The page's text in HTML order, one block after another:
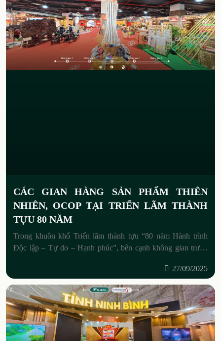
CÁC GIAN HÀNG SẢN PHẨM THIÊN
NHIÊN, OCOP TẠI TRIỂN LÃM THÀNH
TỰU 80 NĂM
Trong khuôn khổ Triển lãm thành tựu “80 năm Hành trình
Độc lập – Tự do – Hạnh phúc”, bên cạnh không gian trưng
27/09/2025